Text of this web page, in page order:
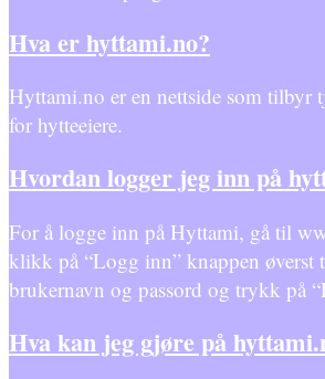
Hva er hyttami.no?
Hyttami.no er en nettside som tilbyr
for hytteeiere.
Hvordan logger jeg inn på
For å logge inn på Hyttami, gå til
klikk på “Logg inn” knappen
brukernavn og passord og trykk på
Hva kan jeg gjøre på